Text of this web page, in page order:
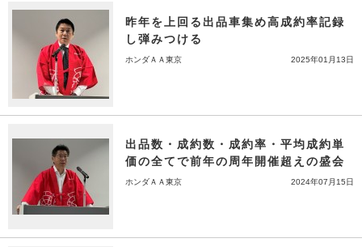
昨年を上回る出品車集め高成約率記録
し弾みつける
ホンダＡＡ東京 2025年01月13日
出品数・成約数・成約率・平均成約単
価の全てで前年の周年開催超えの盛会
ホンダＡＡ東京 2024年07月15日